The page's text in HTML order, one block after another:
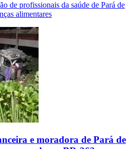
de profissionais da saúde de Pará de
alimentares
e moradora de Pará de